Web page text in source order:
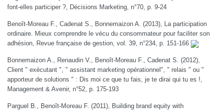
font-elles participer ?, Décisions Marketing, n°70, p. 9-24
Benoît-Moreau F., Cadenat S., Bonnemaizon A. (2013), La participation
ordinaire. Mieux comprendre le vécu du consommateur pour faciliter son
adhésion, Revue française de gestion, vol. 39, n°234, p. 151-166
Bonnemaizon A., Renaudin V., Benoît-Moreau F., Cadenat S. (2012),
Client " exécutant ", " assistant marketing opérationnel", " relais " ou "
apporteur de solutions " : Dis moi ce que tu fais, je te dirai qui tu es !,
Management & Avenir, n°52, p. 175-193
Parguel B., Benoît-Moreau F. (2011), Building brand equity with